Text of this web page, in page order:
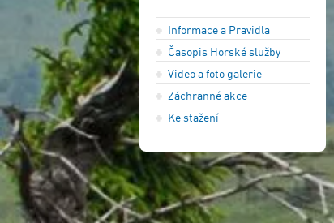
Informace a Pravidla
Časopis Horské služby
Video a foto galerie
Záchranné akce
Ke stažení